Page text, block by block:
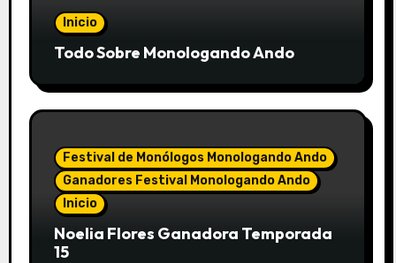
Inicio
Todo Sobre Monologando Ando
Festival de Monólogos Monologando Ando
Ganadores Festival Monologando Ando
Inicio
Noelia Flores Ganadora Temporada
15